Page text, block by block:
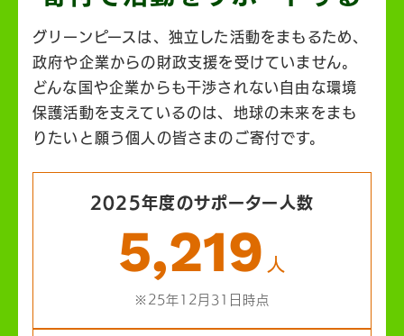
グリーンピースは、独立した活動をまもるため、
政府や企業からの財政支援を受けていません。
どんな国や企業からも干渉されない自由な環境
保護活動を支えているのは、地球の未来をまも
りたいと願う個人の皆さまのご寄付です。
2025年度のサポーター人数
5,219 人
※25年12月31日時点